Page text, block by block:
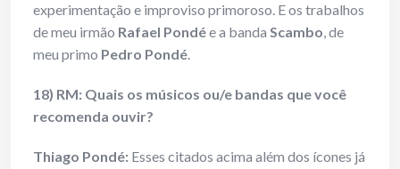
experimentação e improviso primoroso. E os trabalhos
de meu irmão Rafael Pondée a banda Scambo, de
meu primo Pedro Pondé.
18) RM: Quais os músicos ou/e bandas que você
recomenda ouvir?
Thiago Pondé: Esses citados acima além dos ícones já